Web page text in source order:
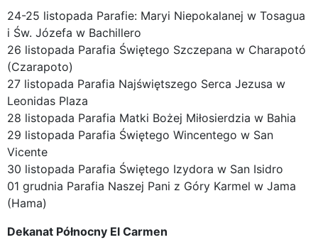
24-25 listopada Parafie: Maryi Niepokalanej w Tosagua
i Św. Józefa w Bachillero
26 listopada Parafia Świętego Szczepana w Charapotó
(Czarapoto)
27 listopada Parafia Najświętszego Serca Jezusa w
Leonidas Plaza
28 listopada Parafia Matki Bożej Miłosierdzia w Bahia
29 listopada Parafia Świętego Wincentego w San
Vicente
30 listopada Parafia Świętego Izydora w San Isidro
01 grudnia Parafia Naszej Pani z Góry Karmel w Jama
(Hama)
Dekanat Północny El Carmen